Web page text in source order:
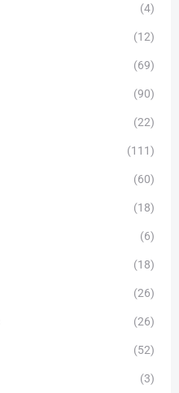
(4)
(12)
(69)
(90)
(22)
(111)
(60)
(18)
(6)
(18)
(26)
(26)
(52)
(3)